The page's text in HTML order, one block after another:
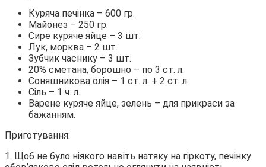
Куряча печінка – 600 гр.
Майонез – 250 гр.
Сире куряче яйце – 3 шт.
Лук, морква – 2 шт.
Зубчик часнику – 3 шт.
20% сметана, борошно – по 3 ст. л.
Соняшникова олія – 1 ст. л. + 2 ст. л.
Сіль – 1 ч. л.
Варене куряче яйце, зелень – для прикраси за
бажанням.
Приготування:
1. Щоб не було ніякого навіть натяку на гіркоту, печінку